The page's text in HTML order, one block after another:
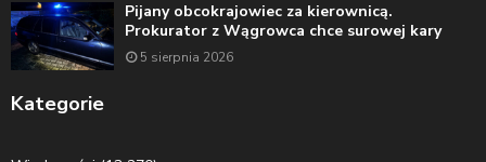
Pijany obcokrajowiec za kierownicą.
Prokurator z Wągrowca chce surowej kary
5 sierpnia 2026
Kategorie